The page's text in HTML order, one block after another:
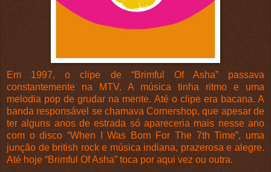
Em 1997, o clipe de “Brimful Of Asha” passava
constantemente na MTV. A música tinha ritmo e uma
melodia pop de grudar na mente. Até o clipe era bacana. A
banda responsável se chamava Cornershop, que apesar de
ter alguns anos de estrada só apareceria mais nesse ano
com o disco “When I Was Born For The 7th Time”, uma
junção de british rock e música indiana, prazerosa e alegre.
Até hoje “Brimful Of Asha” toca por aqui vez ou outra.